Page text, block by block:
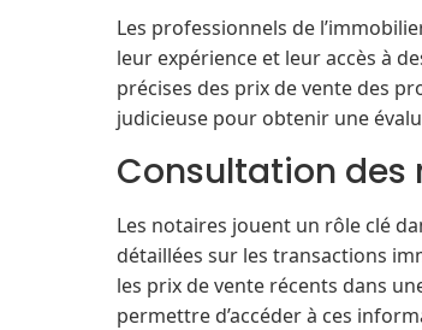
Les professionnels de
leur expérience et leur accès à
précises des prix de vente des
judicieuse pour obtenir une
Consultation des
Les notaires jouent un rôle clé
détaillées sur les transactions
les prix de vente récents dans
permettre d’accéder à ces